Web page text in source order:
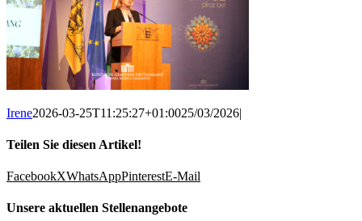
Irene2026-03-25T11:25:27+01:0025/03/2026|
Teilen Sie diesen Artikel!
FacebookXWhatsAppPinterestE-Mail
Unsere aktuellen Stellenangebote